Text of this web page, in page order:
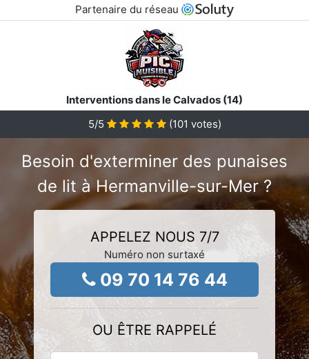
Partenaire du réseau
Interventions dans le Calvados (14)
5/5 (101 votes)
Besoin d'exterminer des punaises
de lit à Hermanville-sur-Mer ?
APPELEZ NOUS 7/7
Numéro non surtaxé
09 70 14 76 44
OU ÊTRE RAPPELÉ